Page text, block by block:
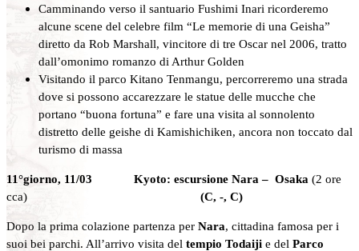
Camminando verso il santuario Fushimi Inari ricorderemo
alcune scene del celebre film “Le memorie di una Geisha”
diretto da Rob Marshall, vincitore di tre Oscar nel 2006, tratto
dall’omonimo romanzo di Arthur Golden
Visitando il parco Kitano Tenmangu, percorreremo una strada
dove si possono accarezzare le statue delle mucche che
portano “buona fortuna” e fare una visita al sonnolento
distretto delle geishe di Kamishichiken, ancora non toccato dal
turismo di massa
11°giorno, 11/03 Kyoto: escursione Nara – Osaka (2 ore
cca)
(C, -, C)
Dopo la prima colazione partenza per Nara, cittadina famosa per i
suoi bei parchi. All’arrivo visita del tempio Todaiji e del Parco